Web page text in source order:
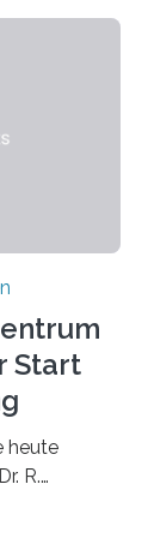
Start
heute
R.